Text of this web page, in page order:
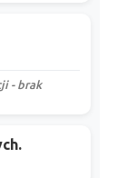
- brak